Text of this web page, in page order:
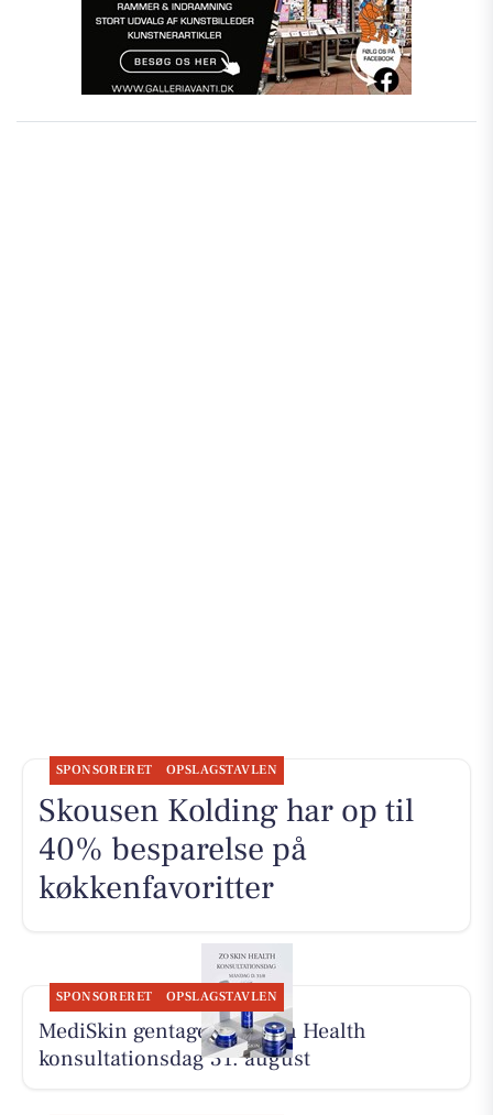
SPONSORERET OPSLAGSTAVLEN
Skousen Kolding har op til
40% besparelse på
køkkenfavoritter
SPONSORERET OPSLAGSTAVLEN
MediSkin gentager ZO Skin Health
konsultationsdag 31. august